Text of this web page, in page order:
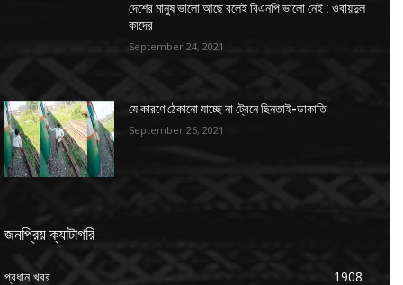
দেশের মানুষ ভালো আছে বলেই বিএনপি ভালো নেই : ওবায়দুল
কাদের
September 24, 2021
যে কারণে ঠেকানো যাচ্ছে না ট্রেনে ছিনতাই-ডাকাতি
September 26, 2021
জনপ্রিয় ক্যাটাগরি
প্রধান খবর
1908